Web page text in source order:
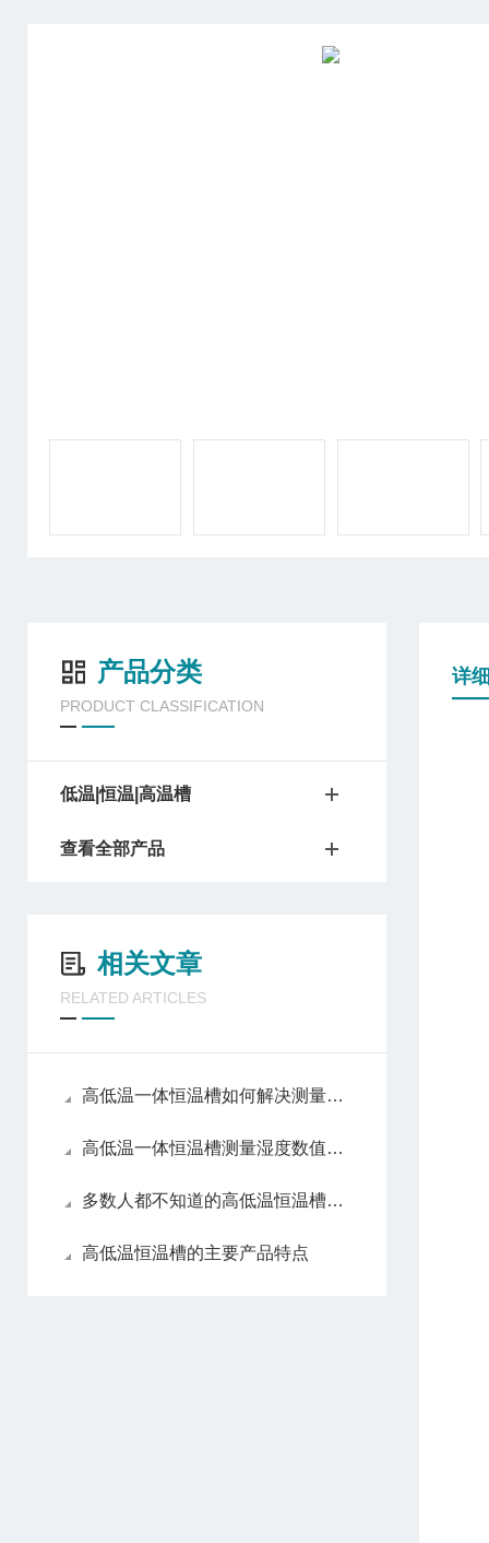
产品分类
PRODUCT CLASSIFICATION
低温|恒温|高温槽
查看全部产品
相关文章
RELATED ARTICLES
高低温一体恒温槽如何解决测量湿度数值
高低温一体恒温槽测量湿度数值错误该如何解决
多数人都不知道的高低温恒温槽优势
高低温恒温槽的主要产品特点
详